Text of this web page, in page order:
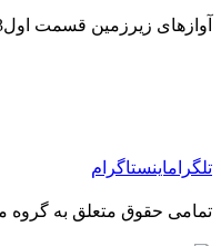
آوازهای زیرزمین قسمت اول153 Downloadsدانلود ...
تلگراماینستاگرام
تمامی حقوق متعلق به گروه